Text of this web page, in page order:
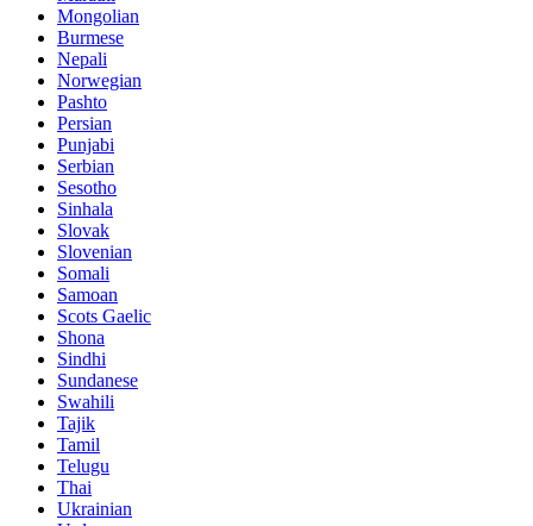
Mongolian
Burmese
Nepali
Norwegian
Pashto
Persian
Punjabi
Serbian
Sesotho
Sinhala
Slovak
Slovenian
Somali
Samoan
Scots Gaelic
Shona
Sindhi
Sundanese
Swahili
Tajik
Tamil
Telugu
Thai
Ukrainian